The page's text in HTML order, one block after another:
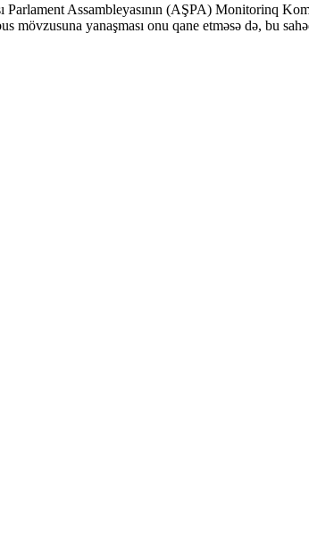
Assambleyasının (AŞPA) Monitorinq
yanaşması onu qane etməsə də, bu